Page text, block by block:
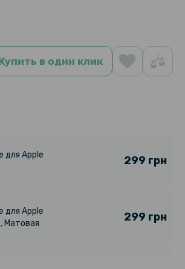
в один клик
для Apple
299 грн
для Apple
Матовая
299 грн